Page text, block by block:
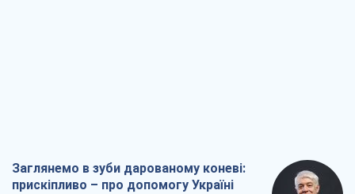
Заглянемо в зуби дарованому коневі:
прискіпливо – про допомогу Україні